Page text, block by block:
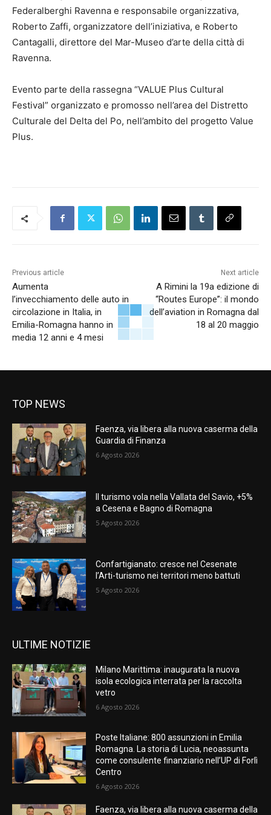
Federalberghi Ravenna e responsabile organizzativa,
Roberto Zaffi, organizzatore dell’iniziativa, e Roberto
Cantagalli, direttore del Mar-Museo d’arte della città di
Ravenna.
Evento parte della rassegna “VALUE Plus Cultural
Festival” organizzato e promosso nell’area del Distretto
Culturale del Delta del Po, nell’ambito del progetto Value
Plus.
Previous article
Aumenta
l’invecchiamento delle auto in
circolazione in Italia, in
Emilia-Romagna hanno in
media 12 anni e 4 mesi
Next article
A Rimini la 19a edizione di
“Routes Europe”: il mondo
dell’aviation in Romagna dal
18 al 20 maggio
TOP NEWS
Faenza, via libera alla nuova caserma della
Guardia di Finanza
6 Agosto 2026
Il turismo vola nella Vallata del Savio, +5%
a Cesena e Bagno di Romagna
5 Agosto 2026
Confartigianato: cresce nel Cesenate
l’Arti-turismo nei territori meno battuti
5 Agosto 2026
ULTIME NOTIZIE
Milano Marittima: inaugurata la nuova
isola ecologica interrata per la raccolta
vetro
6 Agosto 2026
Poste Italiane: 800 assunzioni in Emilia
Romagna. La storia di Lucia, neoassunta
come consulente finanziario nell’UP di Forlì
Centro
6 Agosto 2026
Faenza, via libera alla nuova caserma della